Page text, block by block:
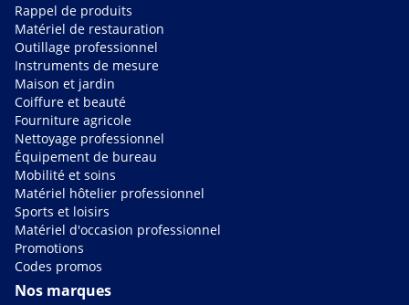
Rappel de produits
Matériel de restauration
Outillage professionnel
Instruments de mesure
Maison et jardin
Coiffure et beauté
Fourniture agricole
Nettoyage professionnel
Équipement de bureau
Mobilité et soins
Matériel hôtelier professionnel
Sports et loisirs
Matériel d'occasion professionnel
Promotions
Codes promos
Nos marques